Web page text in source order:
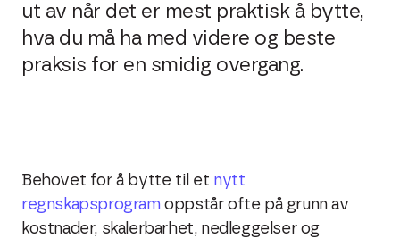
ut av når det er mest praktisk å bytte,
hva du må ha med videre og beste
praksis for en smidig overgang.
Behovet for å bytte til et nytt
regnskapsprogram oppstår ofte på grunn av
kostnader, skalerbarhet, nedleggelser og